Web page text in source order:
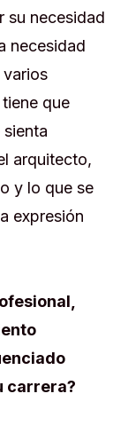
su necesidad
necesidad
varios
que
arquitecto,
y lo que se
expresión
carrera?